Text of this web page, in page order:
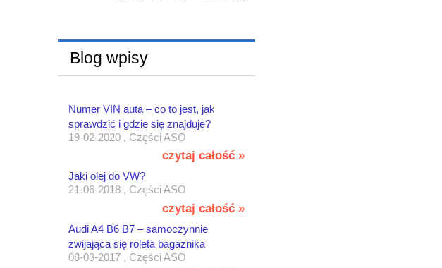
Blog wpisy
Numer VIN auta – co to jest, jak
sprawdzić i gdzie się znajduje?
19-02-2020 , Części ASO
czytaj całość »
Jaki olej do VW?
21-06-2018 , Części ASO
czytaj całość »
Audi A4 B6 B7 – samoczynnie
zwijająca się roleta bagażnika
08-03-2017 , Części ASO